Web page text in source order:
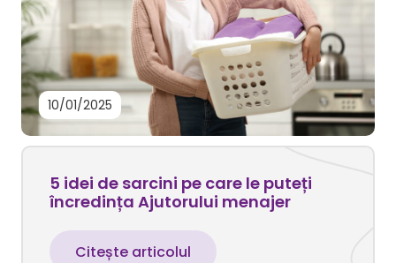
10/01/2025
5 idei de sarcini pe care le puteți
încredința Ajutorului menajer
Citește articolul